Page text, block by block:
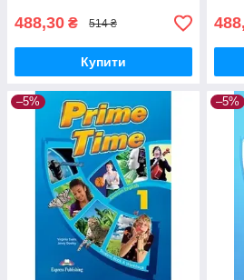
488,30 ₴ 514 ₴
Купити
–5% –5%